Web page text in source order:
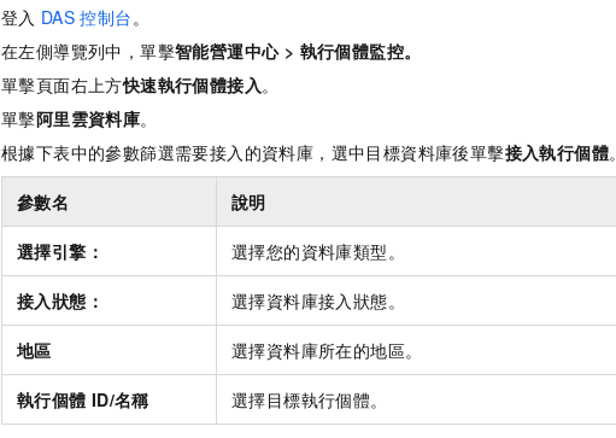
登入 DAS 控制台。
在左側導覽列中，單擊智能營運中心> 執行個體監控。
單擊頁面右上方快速執行個體接入。
單擊阿里雲資料庫。
根據下表中的參數篩選需要接入的資料庫，選中目標資料庫後單擊接入執行個體。
參數名 說明
選擇引擎： 選擇您的資料庫類型。
接入狀態： 選擇資料庫接入狀態。
地區 選擇資料庫所在的地區。
執行個體 ID/名稱 選擇目標執行個體。